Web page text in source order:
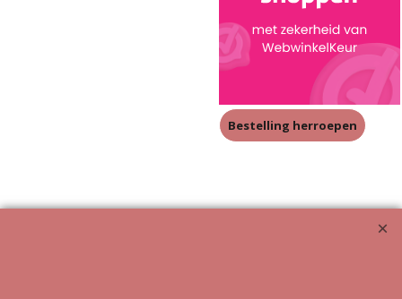
Bestelling herroepen